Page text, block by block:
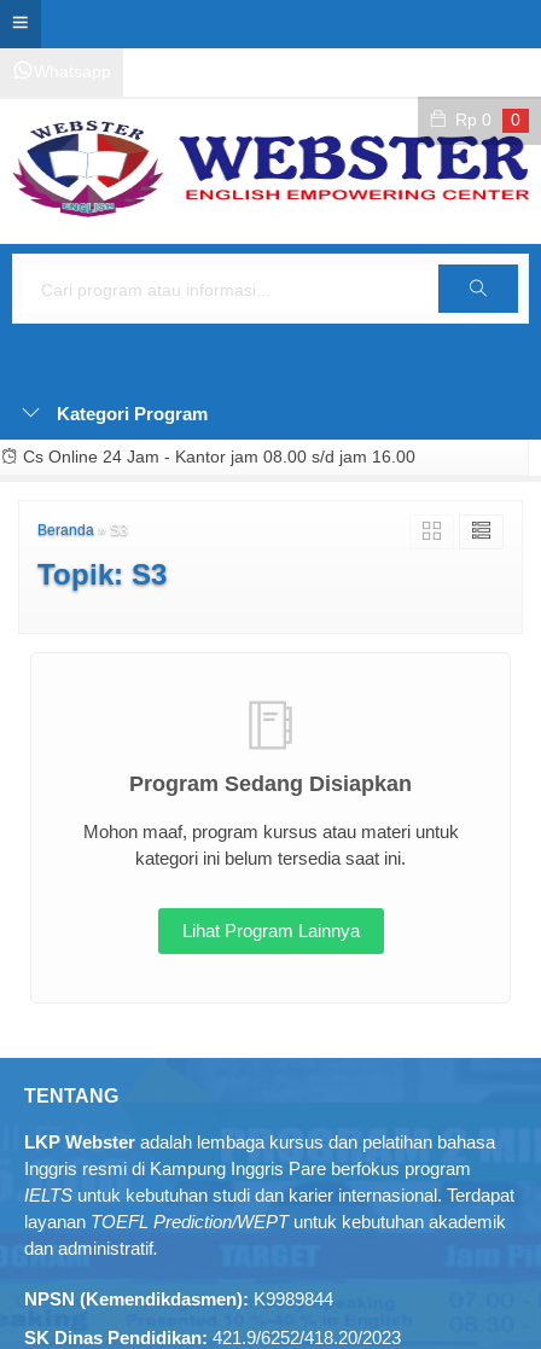
Rp 0 0
Cari
Kategori Program
Cs Online 24 Jam - Kantor jam 08.00 s/d jam 16.00
Beranda » S3
Topik: S3
Program Sedang Disiapkan
Mohon maaf, program kursus atau materi untuk
kategori ini belum tersedia saat ini.
Lihat Program Lainnya
TENTANG
LKP Webster adalah lembaga kursus dan pelatihan bahasa
Inggris resmi di Kampung Inggris Pare berfokus program
IELTS untuk kebutuhan studi dan karier internasional. Terdapat
layanan TOEFL Prediction/WEPTuntuk kebutuhan akademik
dan administratif.
NPSN (Kemendikdasmen): K9989844
SK Dinas Pendidikan: 421.9/6252/418.20/2023